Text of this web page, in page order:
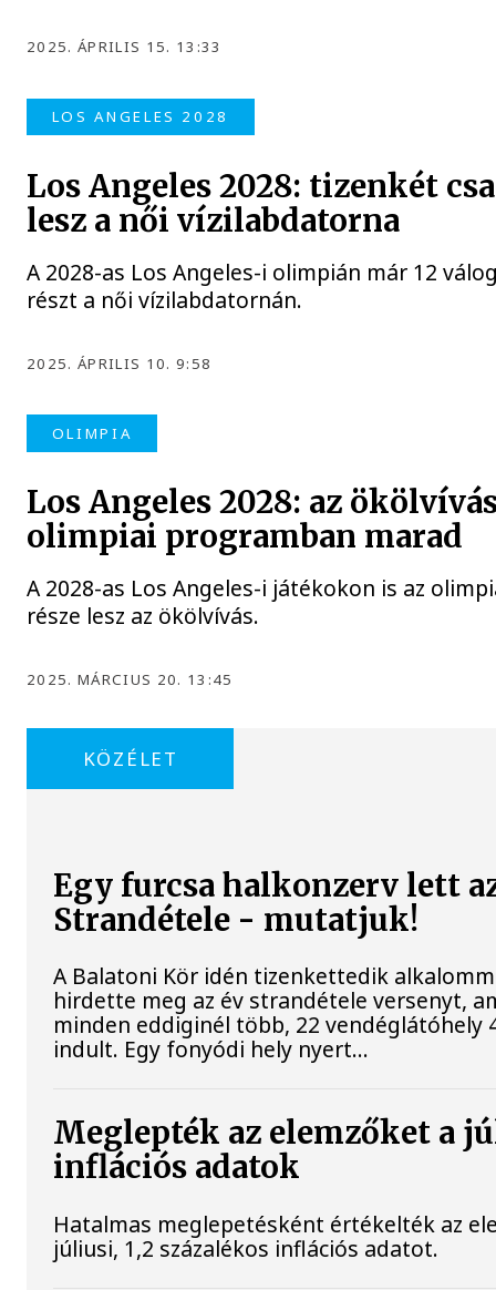
2025. ÁPRILIS 15. 13:33
LOS ANGELES 2028
Los Angeles 2028: tizenkét
lesz a női vízilabdatorna
A 2028-as Los Angeles-i olimpián már 12
részt a női vízilabdatornán.
2025. ÁPRILIS 10. 9:58
OLIMPIA
Los Angeles 2028: az
olimpiai programban marad
A 2028-as Los Angeles-i játékokon is az
része lesz az ökölvívás.
2025. MÁRCIUS 20. 13:45
KÖZÉLET
Egy furcsa halkonzerv lett
Strandétele - mutatjuk!
A Balatoni Kör idén tizenkettedik
hirdette meg az év strandétele versenyt,
minden eddiginél több, 22 vendéglátóhely
indult. Egy fonyódi hely nyert...
Meglepték az elemzőket a
inflációs adatok
Hatalmas meglepetésként értékelték az
júliusi, 1,2 százalékos inflációs adatot.